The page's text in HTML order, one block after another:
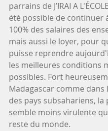
parrains de J’IRAI A
été possible de continuer
100% des salaires des
mais aussi le loyer, pour
puisse reprendre
les meilleures conditions
possibles. Fort
Madagascar comme
des pays subsahariens, la
semble moins virulente
reste du monde.